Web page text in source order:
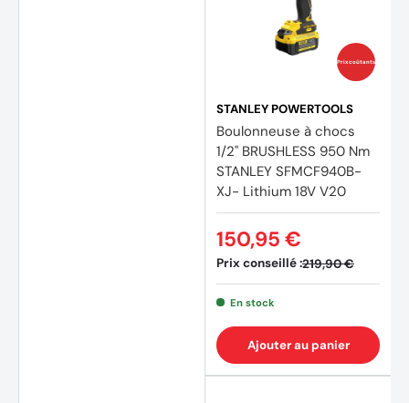
(1
Prix coûtants
STANLEY POWERTOOLS
Boulonneuse à chocs
1/2" BRUSHLESS 950 Nm
STANLEY SFMCF940B-
XJ- Lithium 18V V20
Prix conseillé :219,90 €
150,95 €
En stock
Ajouter au panier